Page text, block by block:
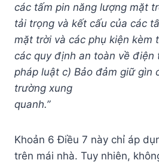
các tấm pin năng lượng mặt
tải trọng và kết cấu của các
mặt trời và các phụ kiện kèm
các quy định an toàn về điện
pháp luật c) Bảo đảm giữ gìn
trường xung
quanh.”
Khoản 6 Điều 7 này chỉ áp
trên mái nhà. Tuy nhiên,